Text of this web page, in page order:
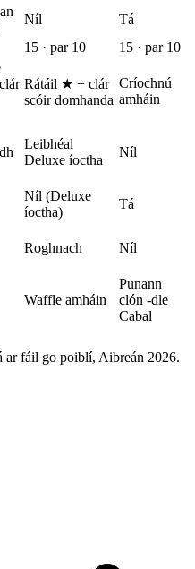
Níl
Tá
15 · par 10 15 · par 10
Rátáil ★ + clár
scóir domhanda
Críochnú
amháin
Leibhéal
Deluxe íoctha
Níl
Níl (Deluxe
íoctha)
Tá
Roghnach Níl
Waffle amháin
Punann
clón -dle
Cabal
ar fáil go poiblí, Aibreán 2026.